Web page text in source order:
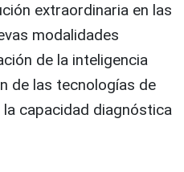
extraordinaria en las
modalidades
de la inteligencia
de las tecnologías de
capacidad diagnóstica